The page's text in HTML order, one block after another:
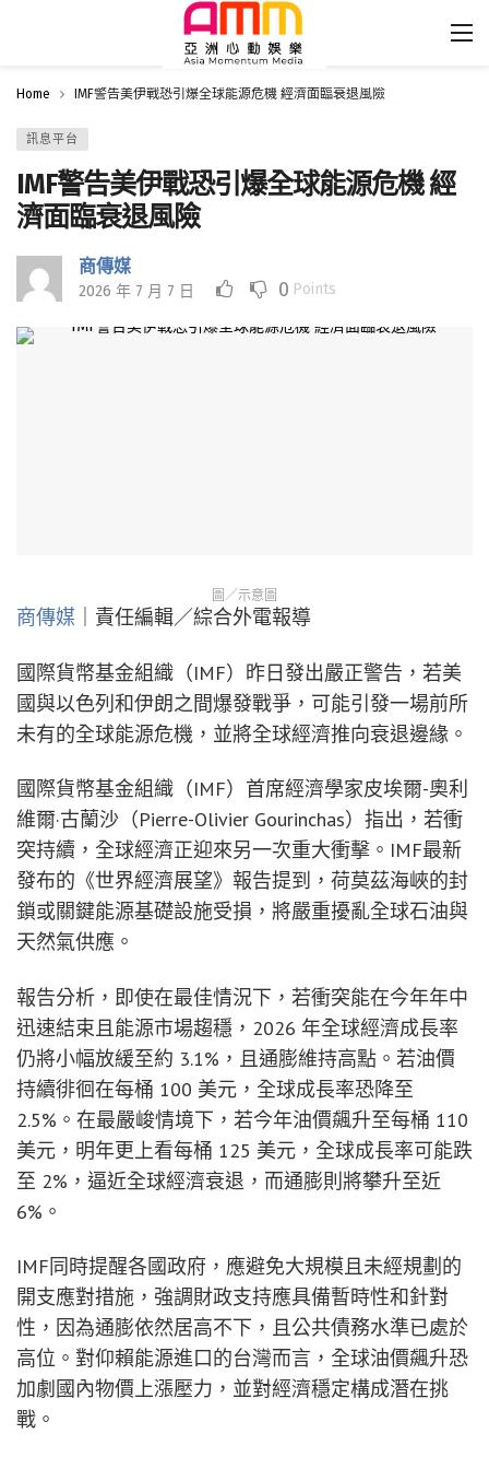
Home IMF警告美伊戰恐引爆全球能源危機 經濟面臨衰退風險
訊息平台
IMF警告美伊戰恐引爆全球能源危機 經
濟面臨衰退風險
商傳媒
2026 年 7 月 7 日 0 Points
圖／示意圖
商傳媒 ｜責任編輯／綜合外電報導
國際貨幣基金組織（IMF）昨日發出嚴正警告，若美
國與以色列和伊朗之間爆發戰爭，可能引發一場前所
未有的全球能源危機，並將全球經濟推向衰退邊緣。
國際貨幣基金組織（IMF）首席經濟學家皮埃爾-奧利
維爾·古蘭沙（Pierre-Olivier Gourinchas）指出，若衝
突持續，全球經濟正迎來另一次重大衝擊。IMF最新
發布的《世界經濟展望》報告提到，荷莫茲海峽的封
鎖或關鍵能源基礎設施受損，將嚴重擾亂全球石油與
天然氣供應。
報告分析，即使在最佳情況下，若衝突能在今年年中
迅速結束且能源市場趨穩，2026 年全球經濟成長率
仍將小幅放緩至約 3.1%，且通膨維持高點。若油價
持續徘徊在每桶 100 美元，全球成長率恐降至
2.5%。在最嚴峻情境下，若今年油價飆升至每桶 110
美元，明年更上看每桶 125 美元，全球成長率可能跌
至 2%，逼近全球經濟衰退，而通膨則將攀升至近
6%。
IMF同時提醒各國政府，應避免大規模且未經規劃的
開支應對措施，強調財政支持應具備暫時性和針對
性，因為通膨依然居高不下，且公共債務水準已處於
高位。對仰賴能源進口的台灣而言，全球油價飆升恐
加劇國內物價上漲壓力，並對經濟穩定構成潛在挑
戰。